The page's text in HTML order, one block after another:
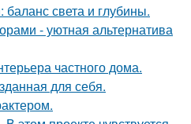
света и глубины.
- уютная альтернатива
частного дома.
для себя.